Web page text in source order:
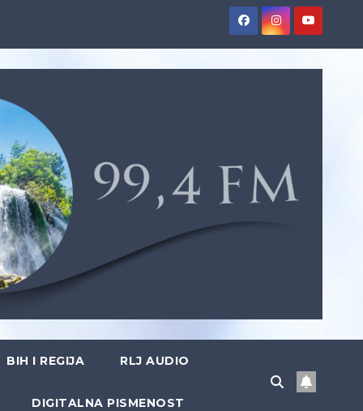
BIH I REGIJA RLJ AUDIO
DIGITALNA PISMENOST